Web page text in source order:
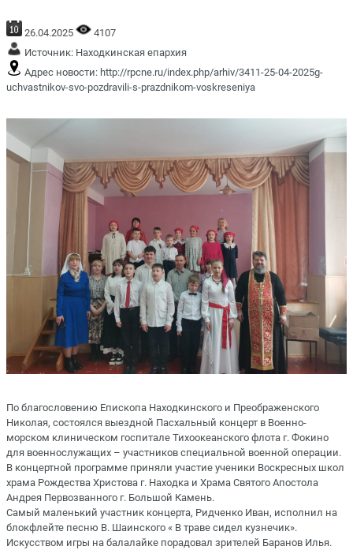
26.04.2025
4107
Источник: Находкинская епархия
Адрес новости: http://rpcne.ru/index.php/arhiv/3411-25-04-2025g-
uchvastnikov-svo-pozdravili-s-prazdnikom-voskreseniya
По благословению Епископа Находкинского и Преображенского
Николая, состоялся выездной Пасхальный концерт в Военно-
морском клиническом госпитале Тихоокеанского флота г. Фокино
для военнослужащих – участников специальной военной операции.
В концертной программе приняли участие ученики Воскресных школ
храма Рождества Христова г. Находка и Храма Святого Апостола
Андрея Первозванного г. Большой Камень.
Самый маленький участник концерта, Ридченко Иван, исполнил на
блокфлейте песню В. Шаинского « В траве сидел кузнечик».
Искусством игры на балалайке порадовал зрителей Баранов Илья.